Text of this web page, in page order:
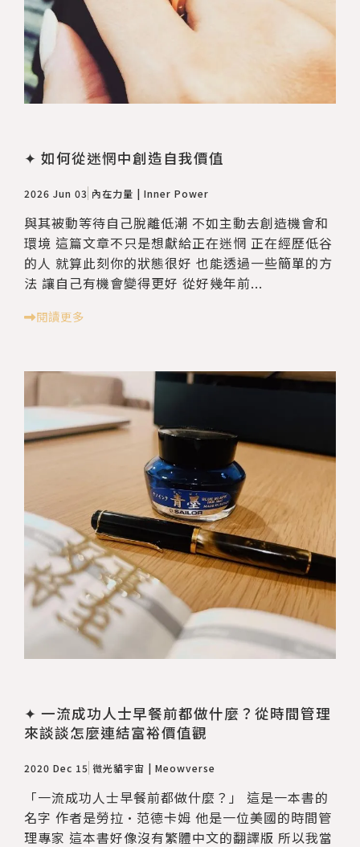
✦ 如何從迷惘中創造自我價值
2026 Jun 03 內在力量 | Inner Power
與其被動等待自己脫離低潮 不如主動去創造機會和
環境 這篇文章不只是想獻給正在迷惘 正在經歷低谷
的人 就算此刻你的狀態很好 也能透過一些簡單的方
法 讓自己有機會變得更好 從好幾年前...
閱讀更多
✦ 一流成功人士早餐前都做什麼？從時間管理
來談談怎麼連結富裕價值觀
2020 Dec 15 微光貓宇宙 | Meowverse
「一流成功人士早餐前都做什麼？」 這是一本書的
名字 作者是勞拉·范德卡姆 他是一位美國的時間管
理專家 這本書好像沒有繁體中文的翻譯版 所以我當